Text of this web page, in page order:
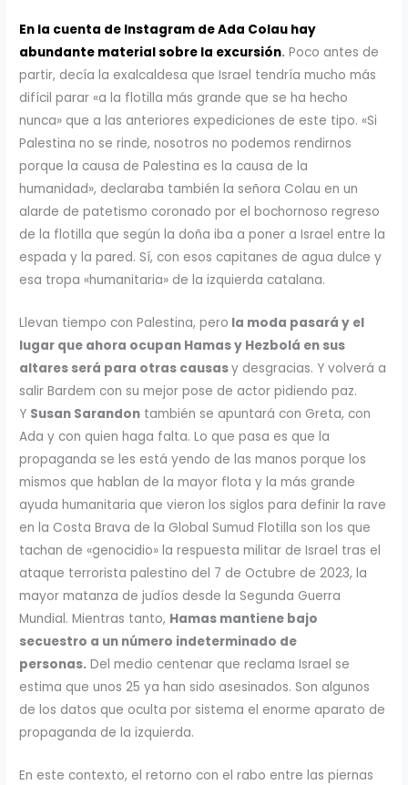
En la cuenta de Instagram de Ada Colau hay
abundante material sobre la excursión. Poco antes de
partir, decía la exalcaldesa que Israel tendría mucho más
difícil parar «a la flotilla más grande que se ha hecho
nunca» que a las anteriores expediciones de este tipo. «Si
Palestina no se rinde, nosotros no podemos rendirnos
porque la causa de Palestina es la causa de la
humanidad», declaraba también la señora Colau en un
alarde de patetismo coronado por el bochornoso regreso
de la flotilla que según la doña iba a poner a Israel entre la
espada y la pared. Sí, con esos capitanes de agua dulce y
esa tropa «humanitaria» de la izquierda catalana.
Llevan tiempo con Palestina, pero la moda pasará y el
lugar que ahora ocupan Hamas y Hezbolá en sus
altares será para otras causasy desgracias. Y volverá a
salir Bardem con su mejor pose de actor pidiendo paz.
Y Susan Sarandon también se apuntará con Greta, con
Ada y con quien haga falta. Lo que pasa es que la
propaganda se les está yendo de las manos porque los
mismos que hablan de la mayor flota y la más grande
ayuda humanitaria que vieron los siglos para definir la rave
en la Costa Brava de la Global Sumud Flotilla son los que
tachan de «genocidio» la respuesta militar de Israel tras el
ataque terrorista palestino del 7 de Octubre de 2023, la
mayor matanza de judíos desde la Segunda Guerra
Mundial. Mientras tanto, Hamas mantiene bajo
secuestro a un número indeterminado de
personas. Del medio centenar que reclama Israel se
estima que unos 25 ya han sido asesinados. Son algunos
de los datos que oculta por sistema el enorme aparato de
propaganda de la izquierda.
En este contexto, el retorno con el rabo entre las piernas